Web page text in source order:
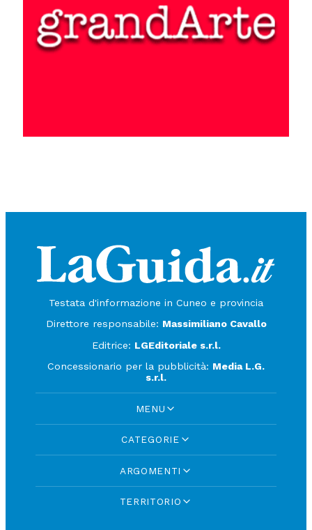
Testata d'informazione in Cuneo e provincia
Direttore responsabile: Massimiliano Cavallo
Editrice: LGEditoriale s.r.l.
Concessionario per la pubblicità: Media L.G.
s.r.l.
MENU
CATEGORIE
ARGOMENTI
TERRITORIO